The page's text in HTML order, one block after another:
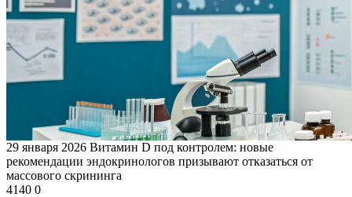
29 января 2026 Витамин D под контролем: новые
рекомендации эндокринологов призывают отказаться от
массового скрининга
4140 0